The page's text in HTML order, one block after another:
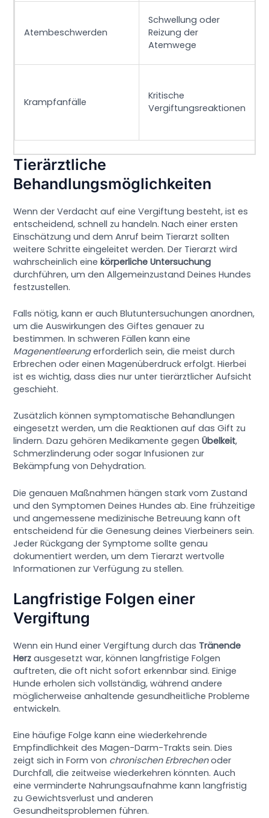
Atembeschwerden
Schwellung oder
Reizung der
Atemwege
Krampfanfälle
Kritische
Vergiftungsreaktionen
Tierärztliche
Behandlungsmöglichkeiten
Wenn der Verdacht auf eine Vergiftung besteht, ist es
entscheidend, schnell zu handeln. Nach einer ersten
Einschätzung und dem Anruf beim Tierarzt sollten
weitere Schritte eingeleitet werden. Der Tierarzt wird
wahrscheinlich einekörperliche Untersuchung
durchführen, um den Allgemeinzustand Deines Hundes
festzustellen.
Falls nötig, kann er auch Blutuntersuchungen anordnen,
um die Auswirkungen des Giftes genauer zu
bestimmen. In schweren Fällen kann eine
Magenentleerungerforderlich sein, die meist durch
Erbrechen oder einen Magenüberdruck erfolgt. Hierbei
ist es wichtig, dass dies nur unter tierärztlicher Aufsicht
geschieht.
Zusätzlich können symptomatische Behandlungen
eingesetzt werden, um die Reaktionen auf das Gift zu
lindern. Dazu gehören Medikamente gegenÜbelkeit,
Schmerzlinderung oder sogar Infusionen zur
Bekämpfung von Dehydration.
Die genauen Maßnahmen hängen stark vom Zustand
und den Symptomen Deines Hundes ab. Eine frühzeitige
und angemessene medizinische Betreuung kann oft
entscheidend für die Genesung deines Vierbeiners sein.
Jeder Rückgang der Symptome sollte genau
dokumentiert werden, um dem Tierarzt wertvolle
Informationen zur Verfügung zu stellen.
Langfristige Folgen einer
Vergiftung
Wenn ein Hund einer Vergiftung durch das Tränende
Herz ausgesetzt war, können langfristige Folgen
auftreten, die oft nicht sofort erkennbar sind. Einige
Hunde erholen sich vollständig, während andere
möglicherweise anhaltende gesundheitliche Probleme
entwickeln.
Eine häufige Folge kann eine wiederkehrende
Empfindlichkeit des Magen-Darm-Trakts sein. Dies
zeigt sich in Form von chronischen Erbrechenoder
Durchfall, die zeitweise wiederkehren könnten. Auch
eine verminderte Nahrungsaufnahme kann langfristig
zu Gewichtsverlust und anderen
Gesundheitsproblemen führen.